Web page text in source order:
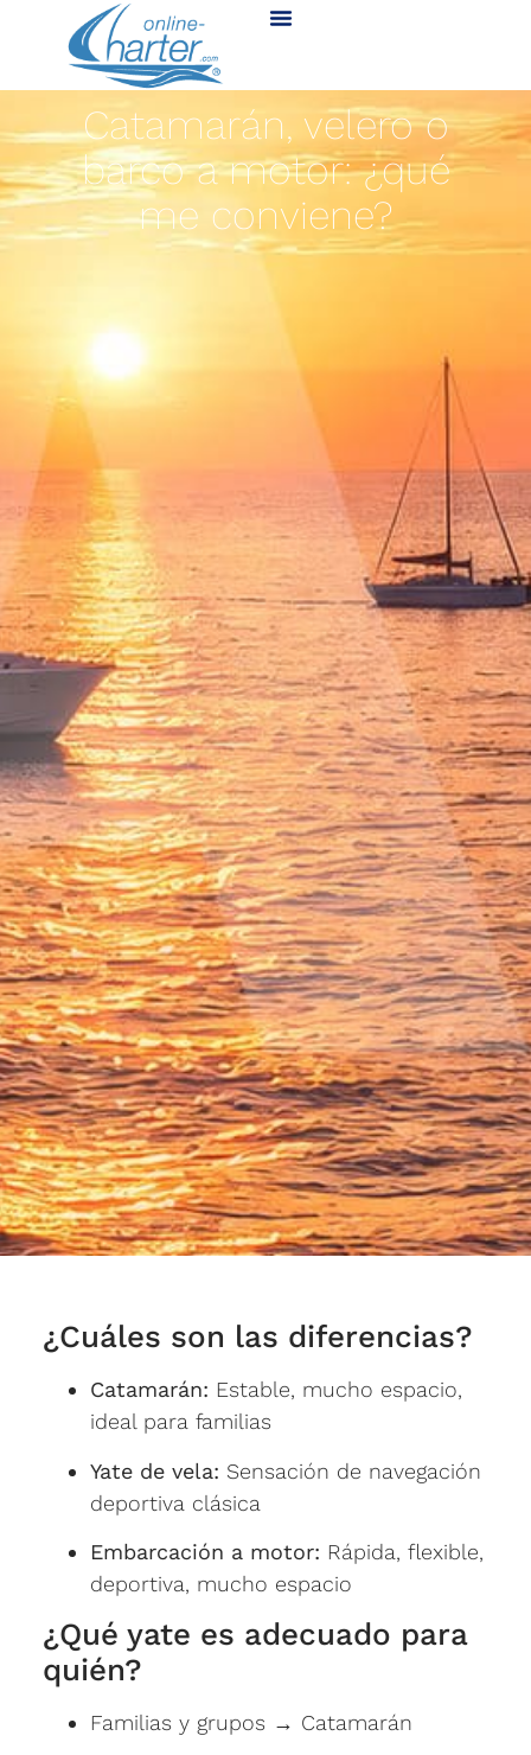
Catamarán, velero o
barco a motor: ¿qué
me conviene?
¿Cuáles son las diferencias?
Catamarán: Estable, mucho espacio,
ideal para familias
Yate de vela: Sensación de navegación
deportiva clásica
Embarcación a motor: Rápida, flexible,
deportiva, mucho espacio
¿Qué yate es adecuado para
quién?
Familias y grupos → Catamarán